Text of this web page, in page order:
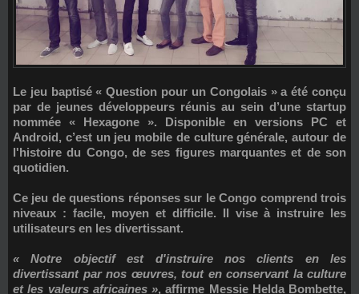
Le jeu baptisé« Question pour un Congolais »a été conçu
par de jeunes développeurs réunis au sein d’une startup
nommée « Hexagone ». Disponible en versions PC et
Android, c’est un jeu mobile de culture générale, autour de
l'histoire du Congo, de ses figures marquantes et de son
quotidien.
Ce jeu de questions réponses sur le Congo comprend trois
niveaux : facile, moyen et difficile. Il vise à instruire les
utilisateurs en les divertissant.
« Notre objectif est d'instruire nos clients en les
divertissant par nos œuvres, tout en conservant la culture
et les valeurs africaines », affirme Messie Helda Bombette,